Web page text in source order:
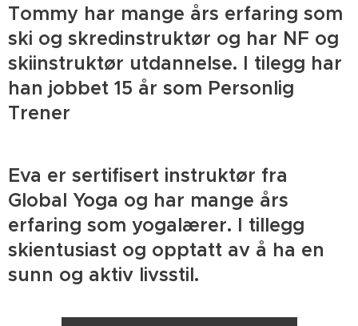
Tommy har mange års erfaring som
ski og skredinstruktør og har NF og
skiinstruktør utdannelse. I tilegg har
han jobbet 15 år som Personlig
Trener
Eva er sertifisert instruktør fra
Global Yoga og har mange års
erfaring som yogalærer. I tillegg
skientusiast og opptatt av å ha en
sunn og aktiv livsstil.